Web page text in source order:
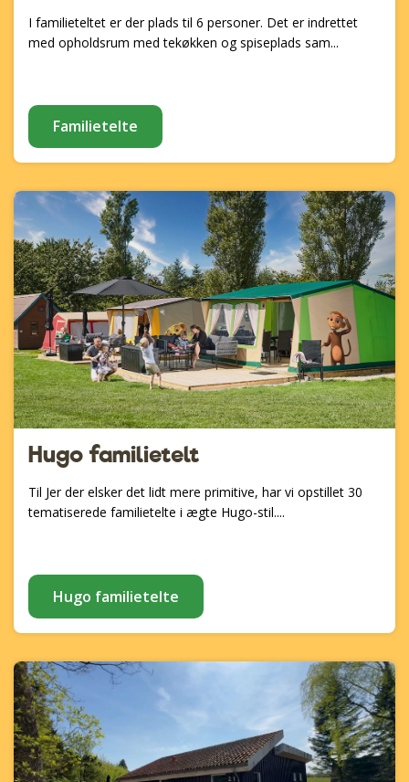
I familieteltet er der plads til 6 personer. Det er indrettet
med opholdsrum med tekøkken og spiseplads sam...
Familietelte
Hugo familietelt
Til Jer der elsker det lidt mere primitive, har vi opstillet 30
tematiserede familietelte i ægte Hugo-stil....
Hugo familietelte